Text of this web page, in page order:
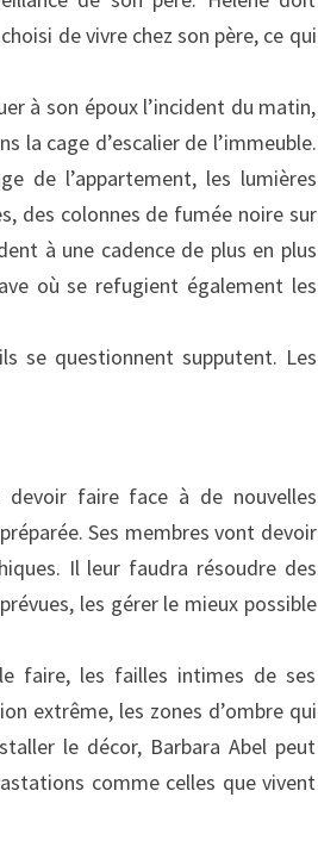
de vivre chez son père, ce qui
à son époux l’incident du matin,
la cage d’escalier de l’immeuble.
de l’appartement, les lumières
des colonnes de fumée noire sur
à une cadence de plus en plus
où se refugient également les
se questionnent supputent. Les
devoir faire face à de nouvelles
Ses membres vont devoir
Il leur faudra résoudre des
les gérer le mieux possible
faire, les failles intimes de ses
extrême, les zones d’ombre qui
le décor, Barbara Abel peut
comme celles que vivent